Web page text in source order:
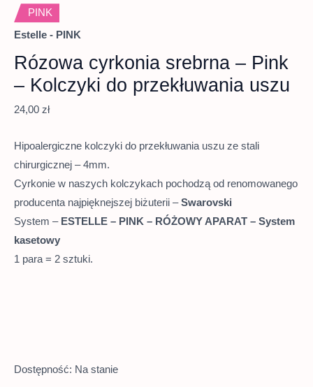
PINK
Estelle - PINK
Rózowa cyrkonia srebrna – Pink
– Kolczyki do przekłuwania uszu
24,00 zł
Hipoalergiczne kolczyki do przekłuwania uszu ze stali
chirurgicznej – 4mm.
Cyrkonie w naszych kolczykach pochodzą od renomowanego
producenta najpięknejszej biżuterii –Swarovski
System – ESTELLE – PINK – RÓŻOWY APARAT – System
kasetowy
1 para = 2 sztuki.
Dostępność: Na stanie